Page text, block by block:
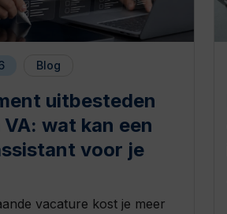
Blog
uitbesteden
VA: wat kan een
voor je
vacature kost je meer